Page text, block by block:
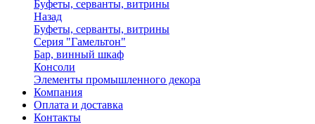
Буфеты, серванты, витрины
Назад
Буфеты, серванты, витрины
Серия "Гамельтон"
Бар, винный шкаф
Консоли
Элементы промышленного декора
Компания
Оплата и доставка
Контакты